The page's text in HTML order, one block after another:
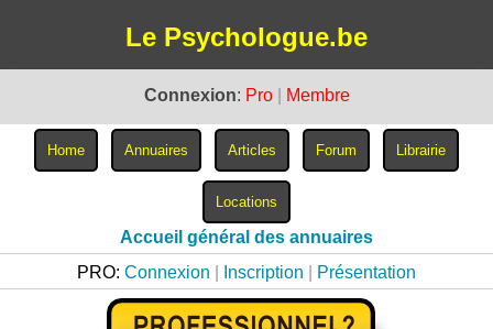
Le Psychologue.be
Connexion: Pro Membre
Accueil général des annuaires
PRO: Connexion Inscription Présentation